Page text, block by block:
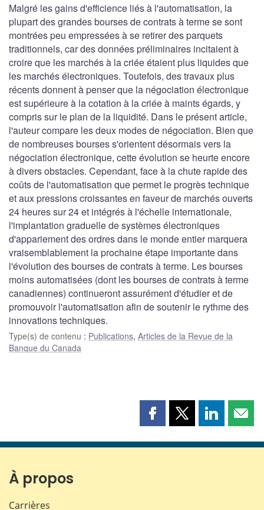
Malgré les gains d'efficience liés à l'automatisation, la
plupart des grandes bourses de contrats à terme se sont
montrées peu empressées à se retirer des parquets
traditionnels, car des données préliminaires incitaient à
croire que les marchés à la criée étaient plus liquides que
les marchés électroniques. Toutefois, des travaux plus
récents donnent à penser que la négociation électronique
est supérieure à la cotation à la criée à maints égards, y
compris sur le plan de la liquidité. Dans le présent article,
l'auteur compare les deux modes de négociation. Bien que
de nombreuses bourses s'orientent désormais vers la
négociation électronique, cette évolution se heurte encore
à divers obstacles. Cependant, face à la chute rapide des
coûts de l'automatisation que permet le progrès technique
et aux pressions croissantes en faveur de marchés ouverts
24 heures sur 24 et intégrés à l'échelle internationale,
l'implantation graduelle de systèmes électroniques
d'appariement des ordres dans le monde entier marquera
vraisemblablement la prochaine étape importante dans
l'évolution des bourses de contrats à terme. Les bourses
moins automatisées (dont les bourses de contrats à terme
canadiennes) continueront assurément d'étudier et de
promouvoir l'automatisation afin de soutenir le rythme des
innovations techniques.
Type(s) de contenu : Publications, Articles de la Revue de la
Banque du Canada
Partager
page
Partager
page
Partager
page page
À propos
Carrières